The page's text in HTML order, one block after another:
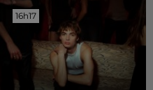
16h17
16h17